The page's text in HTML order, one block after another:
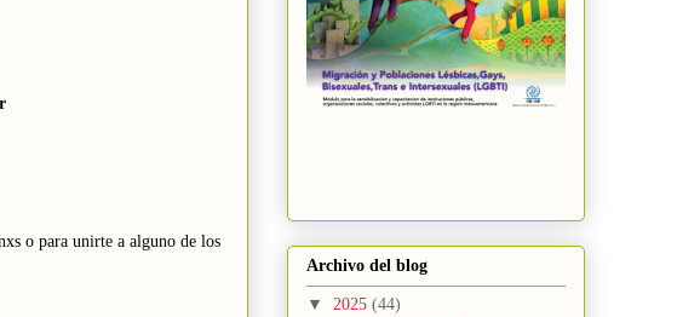
o para unirte a alguno de los
Archivo del blog
▼ 2025 (44)